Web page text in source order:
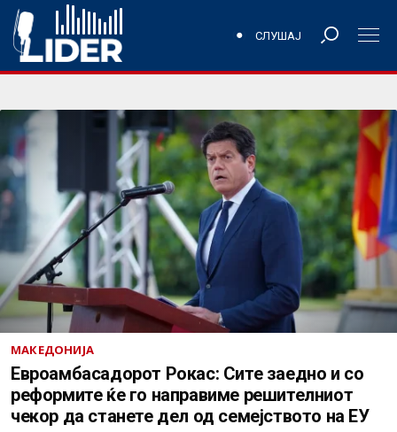
СЛУШАЈ
МАКЕДОНИЈА
Евроамбасадорот Рокас: Сите заедно и со
реформите ќе го направиме решителниот
чекор да станете дел од семејството на ЕУ